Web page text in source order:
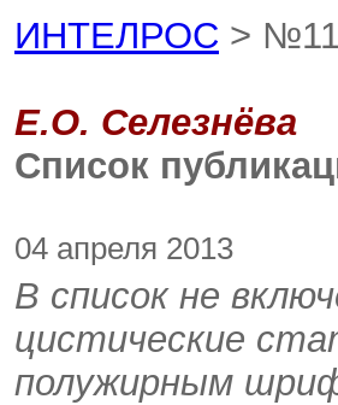
ИНТЕЛРОС >
Е.О. Селезнёва
Список
04 апреля 2013
В список не
цистические
полужирным